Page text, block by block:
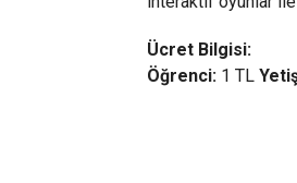
Ücret Bilgisi:
Öğrenci:1 TL